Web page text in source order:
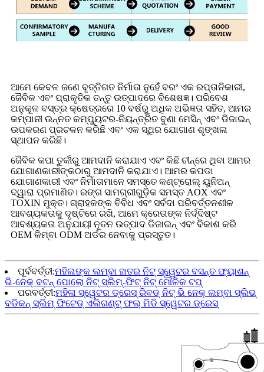
ଆମେ କେବଳ ଜଣେ ବୃତ୍ତିଗତ ନିର୍ମାତା ନୁହେଁ ବରଂ ଏକ ରପ୍ତାନିକାରୀ,
ଜୈବିକ ଏବଂ ପ୍ରାକୃତିକ ତନ୍ତୁ ଉତ୍ପାଦରେ ବିଶେଷଜ୍ଞ। ପରିବେଶ
ଅନୁକୂଳ ବସ୍ତ୍ର କ୍ଷେତ୍ରରେ 10 ବର୍ଷରୁ ଅଧିକ ଅଭିଜ୍ଞତା ସହିତ, ଆମର
କମ୍ପାନୀ ଉନ୍ନତ କମ୍ପ୍ୟୁଟର-ନିୟନ୍ତ୍ରିତ ବୁଣା ମେସିନ୍ ଏବଂ ଡିଜାଇନ୍
ଉପକରଣ ପ୍ରଚଳନ କରିଛି ଏବଂ ଏକ ସ୍ଥିର ଯୋଗାଣ ଶୃଙ୍ଖଳା
ସ୍ଥାପନ କରିଛି।
ଜୈବିକ କପା ତୁର୍କୀରୁ ଆମଦାନି କରାଯାଏ ଏବଂ କିଛି ଚୀନ୍‌ରେ ଥିବା ଆମର
ଯୋଗାଣକାରୀଙ୍କଠାରୁ ଆମଦାନି କରାଯାଏ। ଆମର କପଡା
ଯୋଗାଣକାରୀ ଏବଂ ନିର୍ମାତାମାନେ ସମସ୍ତେ କଣ୍ଟ୍ରୋଲ୍ ୟୁନିଅନ୍
ଦ୍ୱାରା ପ୍ରମାଣିତ। ରଙ୍ଗ ସାମଗ୍ରୀଗୁଡ଼ିକ ସମସ୍ତ AOX ଏବଂ
TOXIN ମୁକ୍ତ। ଗ୍ରାହକଙ୍କ ବିବିଧ ଏବଂ ସର୍ବଦା ପରିବର୍ତ୍ତନଶୀଳ
ଆବଶ୍ୟକତାକୁ ଦୃଷ୍ଟିରେ ରଖି, ଆମେ କ୍ରେତାଙ୍କ ନିର୍ଦ୍ଦିଷ୍ଟ
ଆବଶ୍ୟକତା ଅନୁଯାୟୀ ନୂତନ ଉତ୍ପାଦ ଡିଜାଇନ୍ ଏବଂ ବିକାଶ କରି
OEM କିମ୍ବା ODM ଅର୍ଡର ନେବାକୁ ପ୍ରସ୍ତୁତ।
ପୂର୍ବବର୍ତ୍ତୀ:ମହିଳାଙ୍କ ଲମ୍ବା ହାତର ନିଟ୍ ସ୍ୱେଟର ବସନ୍ତ ଫ୍ୟାଶନ୍
ଭି-ନେକ୍ ବଟନ୍ ପୋଲୋ ନିଟ୍ ସ୍ଲିମ୍-ଫିଟ୍ ନିଟ୍ ମୌଳିକ ଟପ୍
ପରବର୍ତ୍ତୀ:ମହିଳା ସ୍ୱେଟର ଡ୍ରେସ୍ ରିବଡ୍ ନିଟ୍ ଭି ନେକ୍ ଲମ୍ବା ସ୍ଲିଭ୍
ବଡିକନ୍ ସ୍ଲିମ୍ ଫିଟେଡ୍ ଏଲିଗଣ୍ଟ୍ ଫଲ୍ ମିଡି ସ୍ୱେଟର ଡ୍ରେସ୍